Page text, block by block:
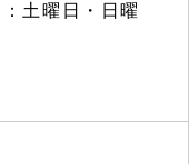
土曜日・日曜